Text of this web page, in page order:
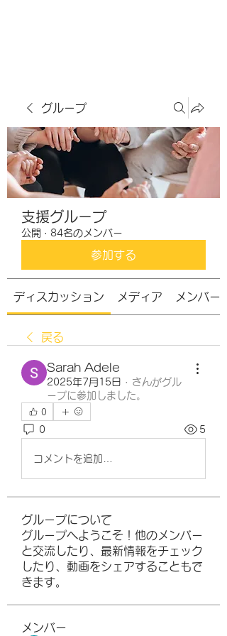
グループ
支援グループ
公開 · 84名のメンバー
参加する
ディスカッション メディア メンバー
戻る
Sarah Adele
2025年7月15日 · さんがグル
ープに参加しました。
0
0 5
コメントを追加…
グループについて
グループへようこそ！他のメンバー
と交流したり、最新情報をチェック
したり、動画をシェアすることもで
きます。
メンバー